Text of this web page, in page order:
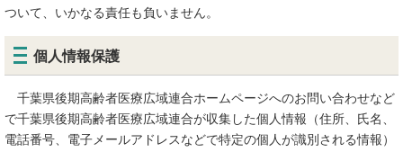
ついて、いかなる責任も負いません。
個人情報保護
千葉県後期高齢者医療広域連合ホームページへのお問い合わせなど
で千葉県後期高齢者医療広域連合が収集した個人情報（住所、氏名、
電話番号、電子メールアドレスなどで特定の個人が識別される情報）